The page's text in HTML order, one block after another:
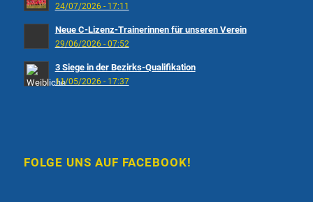
24/07/2026 - 17:11
Neue C-Lizenz-Trainerinnen für unseren Verein
29/06/2026 - 07:52
3 Siege in der Bezirks-Qualifikation
11/05/2026 - 17:37
FOLGE UNS AUF FACEBOOK!